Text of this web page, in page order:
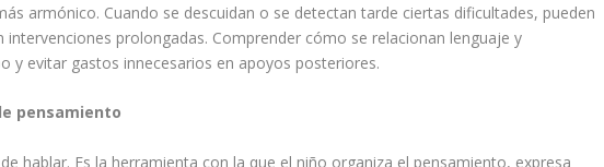
armónico. Cuando se descuidan o se detectan tarde ciertas dificultades, pueden
prolongadas. Comprender cómo se relacionan lenguaje y
y evitar gastos innecesarios en apoyos posteriores.
pensamiento
hablar. Es la herramienta con la que el niño organiza el pensamiento, expresa